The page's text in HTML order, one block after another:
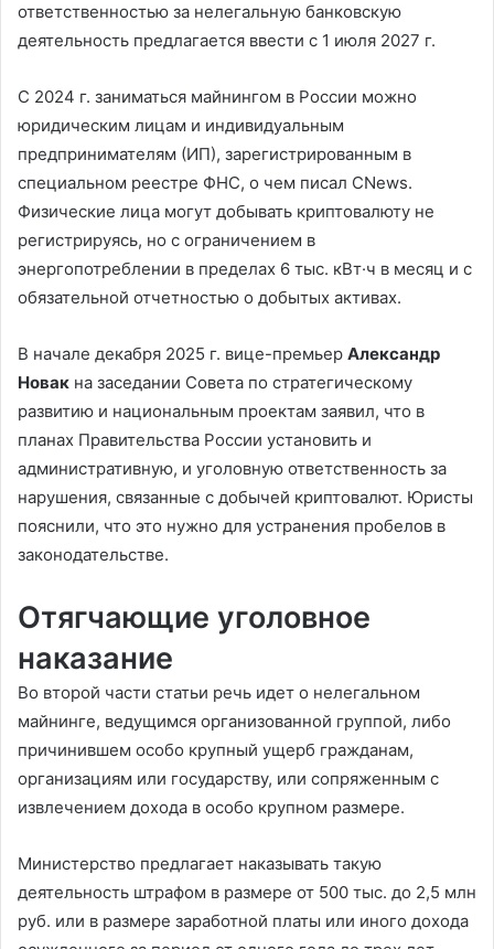
ответственностью за нелегальную банковскую
деятельность предлагается ввести с 1 июля 2027 г.
С 2024 г. заниматься майнингом в России можно
юридическим лицам и индивидуальным
предпринимателям (ИП), зарегистрированным в
специальном реестре ФНС, о чем писал CNews.
Физические лица могут добывать криптовалюту не
регистрируясь, но с ограничением в
энергопотреблении в пределах 6 тыс. кВт·ч в месяц и с
обязательной отчетностью о добытых активах.
В начале декабря 2025 г. вице-премьер Александр
Новак на заседании Совета по стратегическому
развитию и национальным проектам заявил, что в
планах Правительства России установить и
административную, и уголовную ответственность за
нарушения, связанные с добычей криптовалют. Юристы
пояснили, что это нужно для устранения пробелов в
законодательстве.
Отягчающие уголовное
наказание
Во второй части статьи речь идет о нелегальном
майнинге, ведущимся организованной группой, либо
причинившем особо крупный ущерб гражданам,
организациям или государству, или сопряженным с
извлечением дохода в особо крупном размере.
Министерство предлагает наказывать такую
деятельность штрафом в размере от 500 тыс. до 2,5 млн
руб. или в размере заработной платы или иного дохода